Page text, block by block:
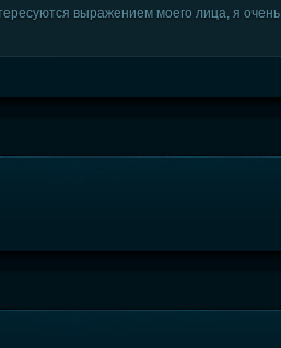
выражением моего лица, я очень